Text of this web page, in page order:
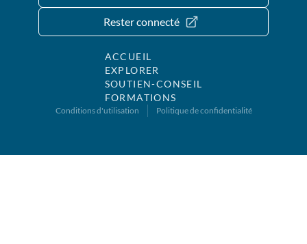
Rester connecté
ACCUEIL
EXPLORER
SOUTIEN-CONSEIL
FORMATIONS
Conditions d'utilisation Politique de confidentialité